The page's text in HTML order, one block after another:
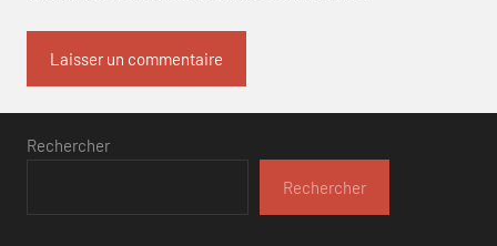
Rechercher
Rechercher